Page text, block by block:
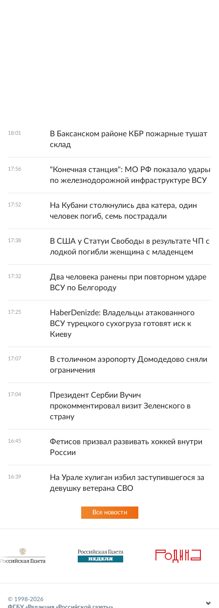
18:01
В Баксанском районе КБР пожарные тушат
склад
17:56
"Конечная станция": МО РФ показало удары
по железнодорожной инфраструктуре ВСУ
17:52
На Кубани столкнулись два катера, один
человек погиб, семь пострадали
17:38
В США у Статуи Свободы в результате ЧП с
лодкой погибли женщина с младенцем
17:32
Два человека ранены при повторном ударе
ВСУ по Белгороду
17:25
HaberDenizde: Владельцы атакованного
ВСУ турецкого сухогруза готовят иск к
Киеву
17:07
В столичном аэропорту Домодедово сняли
ограничения
17:04
Президент Сербии Вучич
прокомментировал визит Зеленского в
страну
16:45
Фетисов призвал развивать хоккей внутри
России
16:39
На Урале хулиган избил заступившегося за
девушку ветерана СВО
Все новости
© 1998-2026